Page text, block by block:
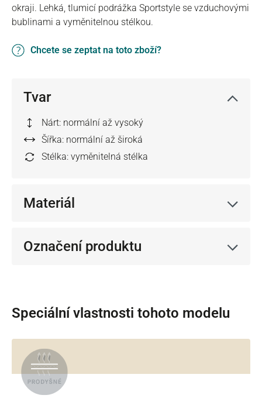
okraji. Lehká, tlumicí podrážka Sportstyle se vzduchovými
bublinami a vyměnitelnou stélkou.
Chcete se zeptat na toto zboží?
Tvar
Nárt: normální až vysoký
Šířka: normální až široká
Stélka: vyměnitelná stélka
Materiál
Označení produktu
Speciální vlastnosti tohoto modelu